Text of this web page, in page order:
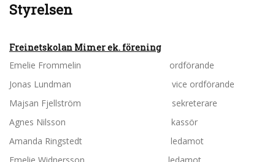
Styrelsen
Freinetskolan Mimer ek. förening
Emelie Frommelin ordförande
Jonas Lundman vice ordförande
Majsan Fjellström sekreterare
Agnes Nilsson kassör
Amanda Ringstedt ledamot